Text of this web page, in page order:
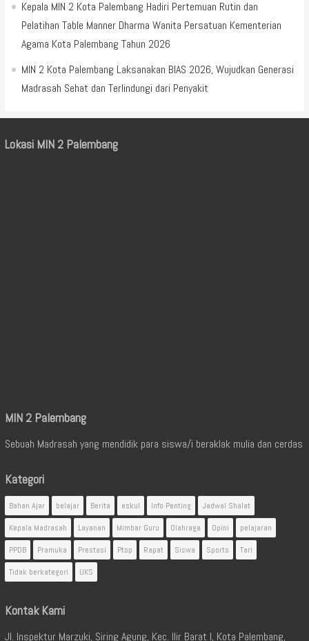
Kepala MIN 2 Kota Palembang Hadiri Pertemuan Rutin dan
Pelatihan Table Manner Dharma Wanita Persatuan Kementerian
Agama Kota Palembang Tahun 2026
MIN 2 Kota Palembang Laksanakan BIAS 2026, Wujudkan Generasi
Madrasah Sehat dan Terlindungi dari Penyakit
Lokasi MIN 2 Palembang
MIN 2 Palembang
Sebuah Madrasah yang mendidik para siswa/i beraklak mulia dan cerdas
Kategori
Bahan Ajar belajar Berita eskul Info Penting
Jadwal Shalat
Kepala Madrasah
Layanan Mimbar Guru Olahraga Opini
pelajaran
PPDB
Pramuka Prestasi Ptsp Rapat Siswa Sports
Tari
Tidak berkategori
UKS
Kontak Kami
Jl. Inspektur Marzuki, Siring Agung, Kec. Ilir Barat I, Kota Palembang,